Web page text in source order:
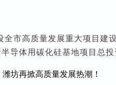
全市高质量发展重大项目建
导体用碳化硅基地项目总